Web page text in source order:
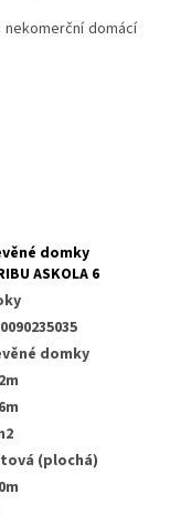
domácí
ASKOLA 6
domky
(plochá)